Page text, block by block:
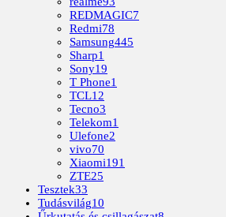
REDMAGIC7
Redmi78
Samsung445
Sharp1
Sony19
T Phone1
TCL12
Tecno3
Telekom1
Ulefone2
vivo70
Xiaomi191
ZTE25
Tesztek33
Tudásvilág10